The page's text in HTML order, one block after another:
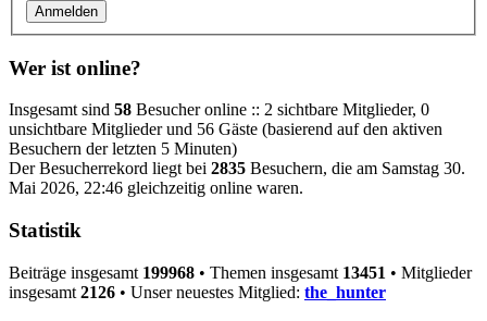
Wer ist online?
Insgesamt sind 58 Besucher online :: 2 sichtbare Mitglieder, 0
unsichtbare Mitglieder und 56 Gäste (basierend auf den aktiven
Besuchern der letzten 5 Minuten)
Der Besucherrekord liegt bei 2835 Besuchern, die am Samstag 30.
Mai 2026, 22:46 gleichzeitig online waren.
Statistik
Beiträge insgesamt 199968 • Themen insgesamt 13451 • Mitglieder
insgesamt 2126 • Unser neuestes Mitglied: the_hunter